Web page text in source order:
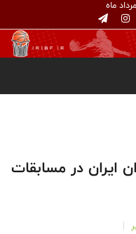
ماه
ایران در مسابقات